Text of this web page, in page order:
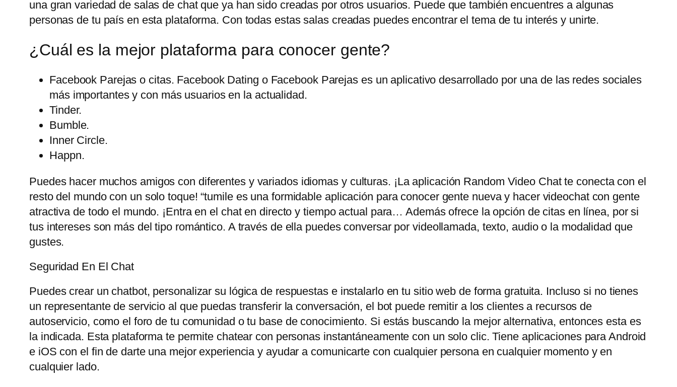
una gran variedad de salas de chat que ya han sido creadas por otros usuarios. Puede que también encuentres a algunas
personas de tu país en esta plataforma. Con todas estas salas creadas puedes encontrar el tema de tu interés y unirte.
¿Cuál es la mejor plataforma para conocer gente?
Facebook Parejas o citas. Facebook Dating o Facebook Parejas es un aplicativo desarrollado por una de las redes sociales
más importantes y con más usuarios en la actualidad.
Tinder.
Bumble.
Inner Circle.
Happn.
Puedes hacer muchos amigos con diferentes y variados idiomas y culturas. ¡La aplicación Random Video Chat te conecta con el
resto del mundo con un solo toque! “tumile es una formidable aplicación para conocer gente nueva y hacer videochat con gente
atractiva de todo el mundo. ¡Entra en el chat en directo y tiempo actual para… Además ofrece la opción de citas en línea, por si
tus intereses son más del tipo romántico. A través de ella puedes conversar por videollamada, texto, audio o la modalidad que
gustes.
Seguridad En El Chat
Puedes crear un chatbot, personalizar su lógica de respuestas e instalarlo en tu sitio web de forma gratuita. Incluso si no tienes
un representante de servicio al que puedas transferir la conversación, el bot puede remitir a los clientes a recursos de
autoservicio, como el foro de tu comunidad o tu base de conocimiento. Si estás buscando la mejor alternativa, entonces esta es
la indicada. Esta plataforma te permite chatear con personas instantáneamente con un solo clic. Tiene aplicaciones para Android
e iOS con el fin de darte una mejor experiencia y ayudar a comunicarte con cualquier persona en cualquier momento y en
cualquier lado.